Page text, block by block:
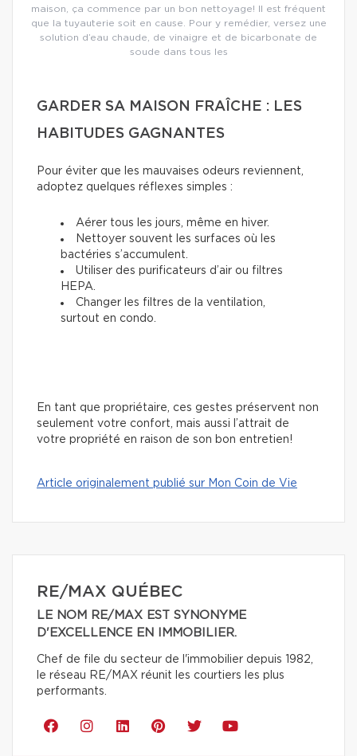
maison, ça commence par un bon nettoyage! Il est fréquent
que la tuyauterie soit en cause. Pour y remédier, versez une
solution d’eau chaude, de vinaigre et de bicarbonate de
soude dans tous les
GARDER SA MAISON FRAÎCHE : LES
HABITUDES GAGNANTES
Pour éviter que les mauvaises odeurs reviennent,
adoptez quelques réflexes simples :
Aérer tous les jours, même en hiver.
Nettoyer souvent les surfaces où les
bactéries s’accumulent.
Utiliser des purificateurs d’air ou filtres
HEPA.
Changer les filtres de la ventilation,
surtout en condo.
En tant que propriétaire, ces gestes préservent non
seulement votre confort, mais aussi l’attrait de
votre propriété en raison de son bon entretien!
Article originalement publié sur Mon Coin de Vie
RE/MAX QUÉBEC
LE NOM RE/MAX EST SYNONYME
D'EXCELLENCE EN IMMOBILIER.
Chef de file du secteur de l'immobilier depuis 1982,
le réseau RE/MAX réunit les courtiers les plus
performants.